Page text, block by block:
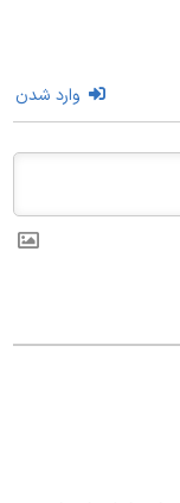
وارد شدن